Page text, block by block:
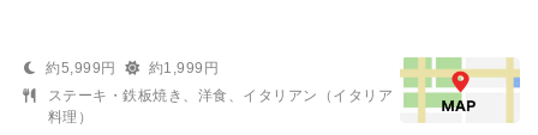
約5,999円
約1,999円
ステーキ・鉄板焼き、洋食、イタリアン（イタリア
料理）